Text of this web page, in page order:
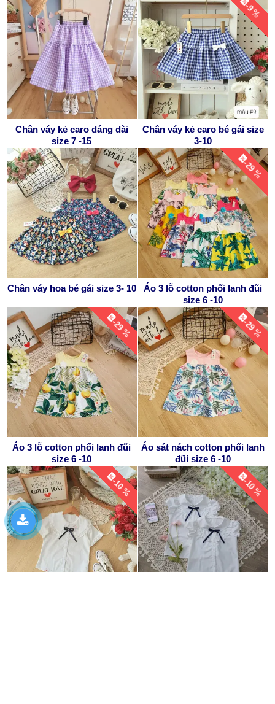
Chân váy kẻ caro dáng dài
size 7 -15
-9 %
Chân váy kẻ caro bé gái size
3-10
Chân váy hoa bé gái size 3- 10
-29 %
Áo 3 lỗ cotton phối lanh đũi
size 6 -10
-29 %
Áo 3 lỗ cotton phối lanh đũi
size 6 -10
-29 %
Áo sát nách cotton phối lanh
đũi size 6 -10
-10 % -10 %